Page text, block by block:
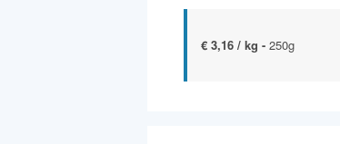
€ 3,16 / kg - 250g